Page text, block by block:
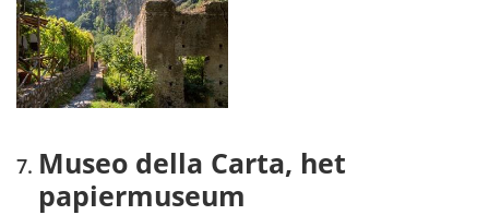
Museo della Carta, het
papiermuseum